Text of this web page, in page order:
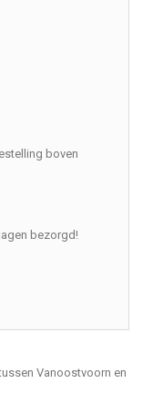
boven
bezorgd!
Vanoostvoorn en